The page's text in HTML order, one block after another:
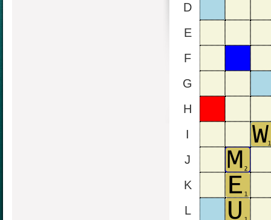
D
E
F
G
H
I
J
K
L